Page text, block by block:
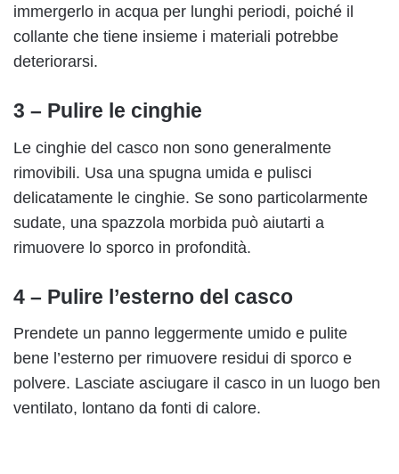
immergerlo in acqua per lunghi periodi, poiché il
collante che tiene insieme i materiali potrebbe
deteriorarsi.
3 – Pulire le cinghie
Le cinghie del casco non sono generalmente
rimovibili. Usa una spugna umida e pulisci
delicatamente le cinghie. Se sono particolarmente
sudate, una spazzola morbida può aiutarti a
rimuovere lo sporco in profondità.
4 – Pulire l’esterno del casco
Prendete un panno leggermente umido e pulite
bene l’esterno per rimuovere residui di sporco e
polvere. Lasciate asciugare il casco in un luogo ben
ventilato, lontano da fonti di calore.